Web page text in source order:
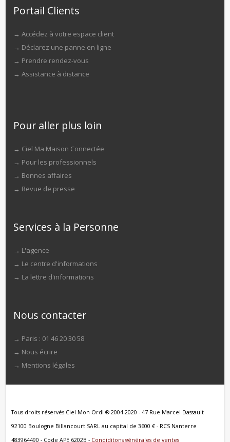
Portail Clients
→ Accédez à votre espace client
→ Déclarez une panne en ligne
→ Prendre rendez-vous
→ Assistance à distance
Pour aller plus loin
→ Ciel Ma Maison Connectée
→ Pour les professionnels
→ Bonnes affaires
→ Revue de presse
Services à la Personne
→ L'agence
→ Le centre d'informations
→ La lettre d'informations
Nous contacter
→ Paris : 01 46 20 30 58
→ Nous écrire
→ Mentions légales
Tous droits réservés Ciel Mon Ordi ® 2004-2020 - 47 Rue Marcel Dassault
92100 Boulogne Billancourt SARL au capital de 3600 € - RCS Nanterre
483964490 - Code APE 6202B - Condiditons générales de ventes